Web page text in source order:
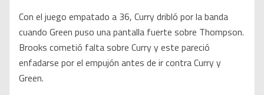
Con el juego empatado a 36, Curry dribló por la banda
cuando Green puso una pantalla fuerte sobre Thompson.
Brooks cometió falta sobre Curry y este pareció
enfadarse por el empujón antes de ir contra Curry y
Green.